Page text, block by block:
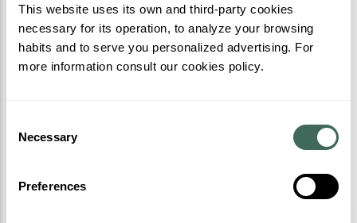
This website uses its own and third-party cookies
necessary for its operation, to analyze your browsing
habits and to serve you personalized advertising. For
more information consult our cookies policy.
Selection
Necessary
Preferences
Plus d'activités